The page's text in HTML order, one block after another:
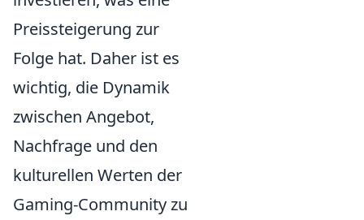
Preissteigerung zur
Folge hat. Daher ist es
wichtig, die Dynamik
zwischen Angebot,
Nachfrage und den
kulturellen Werten der
Gaming-Community zu